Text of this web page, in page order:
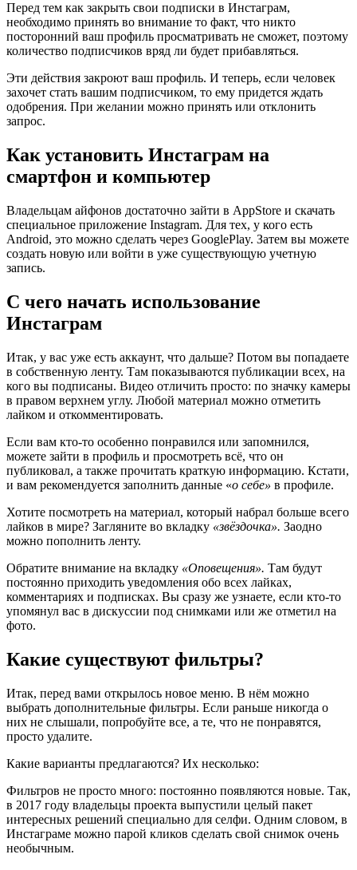
Перед тем как закрыть свои подписки в Инстаграм,
необходимо принять во внимание то факт, что никто
посторонний ваш профиль просматривать не сможет, поэтому
количество подписчиков вряд ли будет прибавляться.
Эти действия закроют ваш профиль. И теперь, если человек
захочет стать вашим подписчиком, то ему придется ждать
одобрения. При желании можно принять или отклонить
запрос.
Как установить Инстаграм на
смартфон и компьютер
Владельцам айфонов достаточно зайти в AppStore и скачать
специальное приложение Instagram. Для тех, у кого есть
Android, это можно сделать через GooglePlay. Затем вы можете
создать новую или войти в уже существующую учетную
запись.
С чего начать использование
Инстаграм
Итак, у вас уже есть аккаунт, что дальше? Потом вы попадаете
в собственную ленту. Там показываются публикации всех, на
кого вы подписаны. Видео отличить просто: по значку камеры
в правом верхнем углу. Любой материал можно отметить
лайком и откомментировать.
Если вам кто-то особенно понравился или запомнился,
можете зайти в профиль и просмотреть всё, что он
публиковал, а также прочитать краткую информацию. Кстати,
и вам рекомендуется заполнить данные «о себе» в профиле.
Хотите посмотреть на материал, который набрал больше всего
лайков в мире? Загляните во вкладку «звёздочка». Заодно
можно пополнить ленту.
Обратите внимание на вкладку «Оповещения». Там будут
постоянно приходить уведомления обо всех лайках,
комментариях и подписках. Вы сразу же узнаете, если кто-то
упомянул вас в дискуссии под снимками или же отметил на
фото.
Какие существуют фильтры?
Итак, перед вами открылось новое меню. В нём можно
выбрать дополнительные фильтры. Если раньше никогда о
них не слышали, попробуйте все, а те, что не понравятся,
просто удалите.
Какие варианты предлагаются? Их несколько:
Фильтров не просто много: постоянно появляются новые. Так,
в 2017 году владельцы проекта выпустили целый пакет
интересных решений специально для селфи. Одним словом, в
Инстаграме можно парой кликов сделать свой снимок очень
необычным.